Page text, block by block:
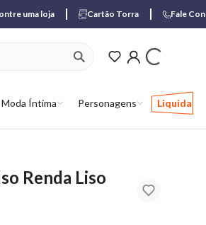
uma loja Cartão Torra Fale
Moda Íntima Personagens Liquida
ver produtos
Renda Liso